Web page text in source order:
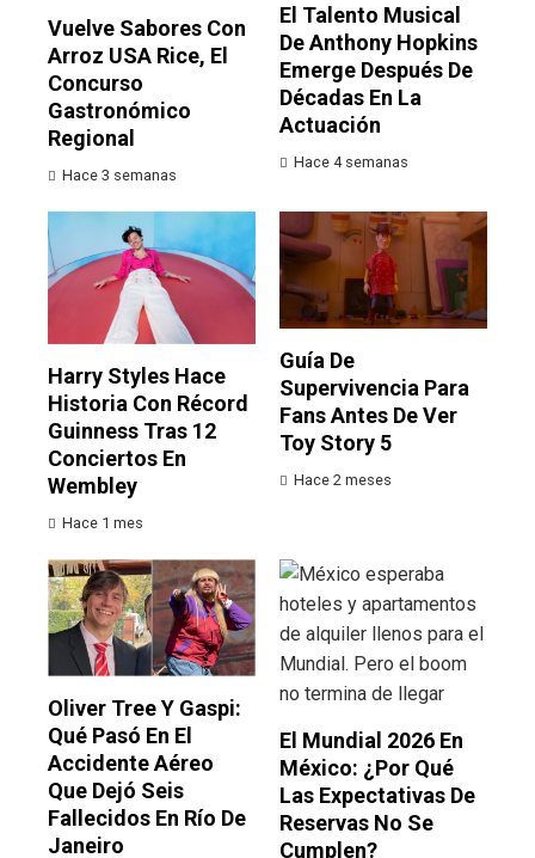
Vuelve Sabores Con
Arroz USA Rice, El
Concurso
Gastronómico
Regional
Hace 3 semanas
El Talento Musical
De Anthony Hopkins
Emerge Después De
Décadas En La
Actuación
Hace 4 semanas
Harry Styles Hace
Historia Con Récord
Guinness Tras 12
Conciertos En
Wembley
Hace 1 mes
Guía De
Supervivencia Para
Fans Antes De Ver
Toy Story 5
Hace 2 meses
Oliver Tree Y Gaspi:
Qué Pasó En El
Accidente Aéreo
Que Dejó Seis
Fallecidos En Río De
Janeiro
El Mundial 2026 En
México: ¿por Qué
Las Expectativas De
Reservas No Se
Cumplen?